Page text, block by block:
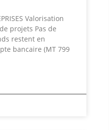
Valorisation
projets Pas de
restent en
bancaire (MT 799